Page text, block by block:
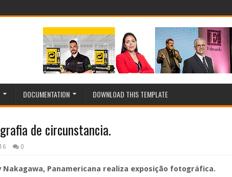
DOCUMENTATION DOWNLOAD THIS TEMPLATE
de circunstancia.
0
Nakagawa, Panamericana realiza exposição fotográfica.